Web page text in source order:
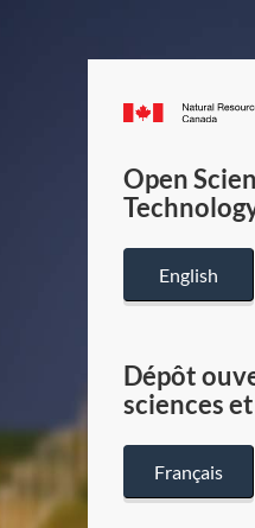
Open
English
Dépôt
sciences
Français